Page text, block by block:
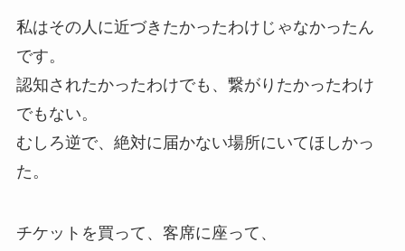
私はその人に近づきたかったわけじゃなかったん
です。
認知されたかったわけでも、繋がりたかったわけ
でもない。
むしろ逆で、絶対に届かない場所にいてほしかっ
た。
チケットを買って、客席に座って、